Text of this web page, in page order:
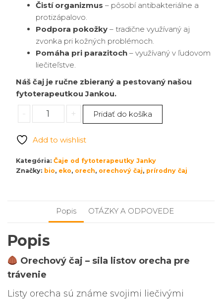
Čistí organizmus – pôsobí antibakteriálne a
protizápalovo.
Podpora pokožky– tradične využívaný aj
zvonka pri kožných problémoch.
Pomáha pri parazitoch– využívaný v ľudovom
liečiteľstve.
Náš čaj je ručne zbieraný a pestovaný našou
fytoterapeutkou Jankou.
-
množstvo
Orech
30
g
+ Pridať do košíka
Add to wishlist
Kategória: Čaje od fytoterapeutky Janky
Značky: bio, eko, orech, orechový čaj, prírodny čaj
Popis OTÁZKY A ODPOVEDE
Popis
Orechový čaj – sila listov orecha pre
trávenie
Listy orecha sú známe svojimi liečivými